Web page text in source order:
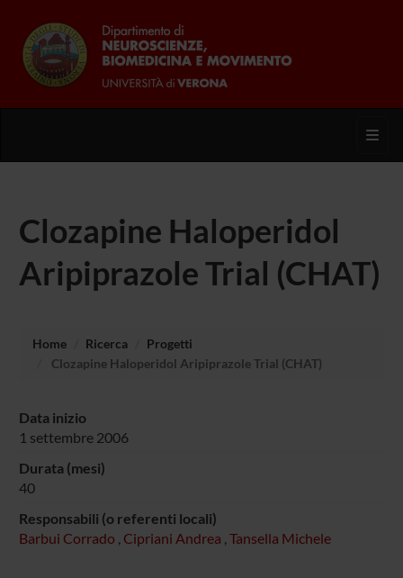
Clozapine Haloperidol
Aripiprazole Trial (CHAT)
Home Ricerca
Progetti
Clozapine Haloperidol Aripiprazole Trial (CHAT)
Data inizio
1 settembre 2006
Durata (mesi)
40
Responsabili (o referenti locali)
Barbui Corrado , Cipriani Andrea , Tansella Michele